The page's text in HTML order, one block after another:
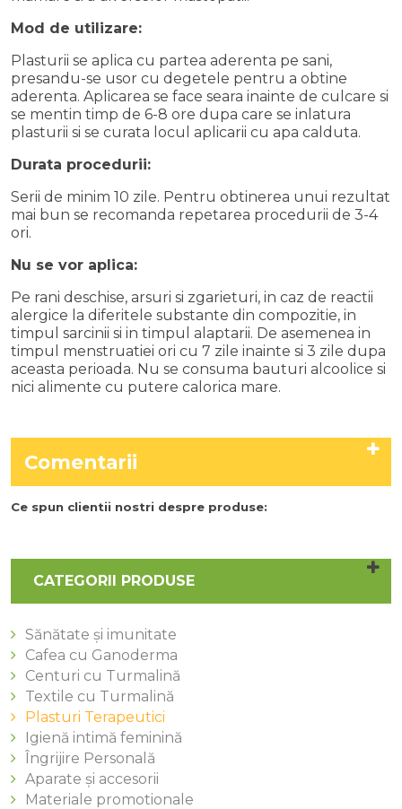
Mod de utilizare:
Plasturii se aplica cu partea aderenta pe sani,
presandu-se usor cu degetele pentru a obtine
aderenta. Aplicarea se face seara inainte de culcare si
se mentin timp de 6-8 ore dupa care se inlatura
plasturii si se curata locul aplicarii cu apa calduta.
Durata procedurii:
Serii de minim 10 zile. Pentru obtinerea unui rezultat
mai bun se recomanda repetarea procedurii de 3-4
ori.
Nu se vor aplica:
Pe rani deschise, arsuri si zgarieturi, in caz de reactii
alergice la diferitele substante din compozitie, in
timpul sarcinii si in timpul alaptarii. De asemenea in
timpul menstruatiei ori cu 7 zile inainte si 3 zile dupa
aceasta perioada. Nu se consuma bauturi alcoolice si
nici alimente cu putere calorica mare.
Comentarii
Ce spun clientii nostri despre produse:
CATEGORII PRODUSE
Sănătate și imunitate
Cafea cu Ganoderma
Centuri cu Turmalină
Textile cu Turmalină
Plasturi Terapeutici
Igienă intimă feminină
Îngrijire Personală
Aparate și accesorii
Materiale promotionale